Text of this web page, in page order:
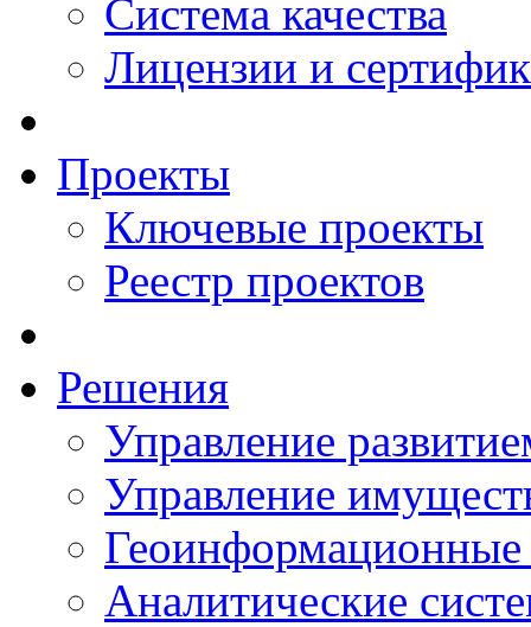
Система качества
Лицензии и
Проекты
Ключевые проекты
Реестр проектов
Решения
Управление
Управление
Аналитические